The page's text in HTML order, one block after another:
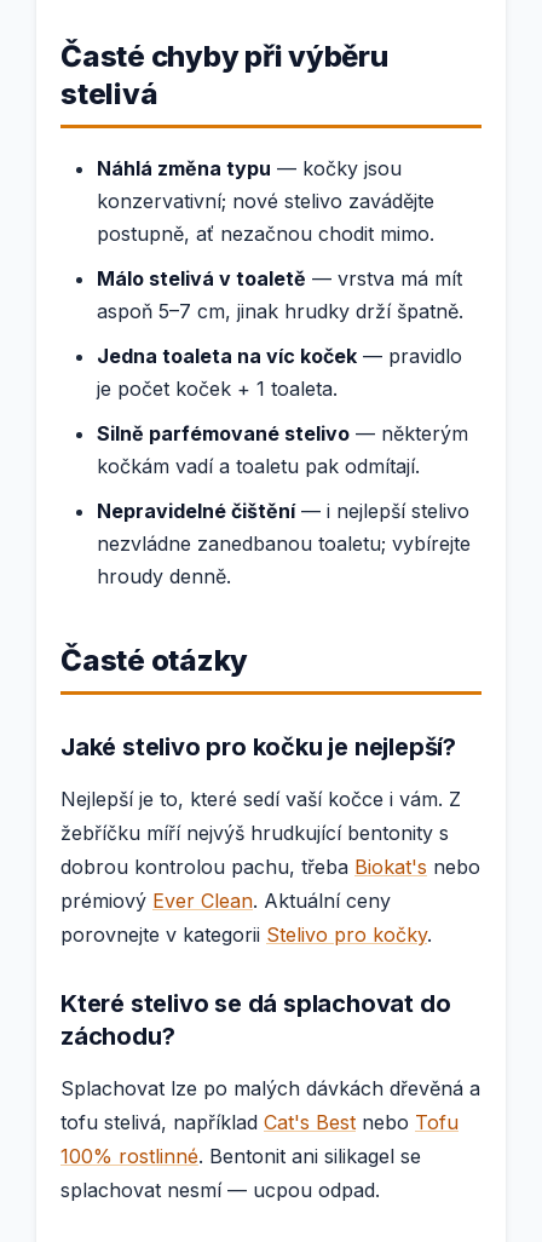
Časté chyby při výběru
stelivá
Náhlá změna typu — kočky jsou
konzervativní; nové stelivo zavádějte
postupně, ať nezačnou chodit mimo.
Málo stelivá v toaletě — vrstva má mít
aspoň 5–7 cm, jinak hrudky drží špatně.
Jedna toaleta na víc koček — pravidlo
je počet koček + 1 toaleta.
Silně parfémované stelivo — některým
kočkám vadí a toaletu pak odmítají.
Nepravidelné čištění— i nejlepší stelivo
nezvládne zanedbanou toaletu; vybírejte
hroudy denně.
Časté otázky
Jaké stelivo pro kočku je nejlepší?
Nejlepší je to, které sedí vaší kočce i vám. Z
žebříčku míří nejvýš hrudkující bentonity s
dobrou kontrolou pachu, třeba Biokat's nebo
prémiový Ever Clean. Aktuální ceny
porovnejte v kategorii Stelivo pro kočky.
Které stelivo se dá splachovat do
záchodu?
Splachovat lze po malých dávkách dřevěná a
tofu stelivá, například Cat's Best nebo Tofu
100% rostlinné. Bentonit ani silikagel se
splachovat nesmí — ucpou odpad.